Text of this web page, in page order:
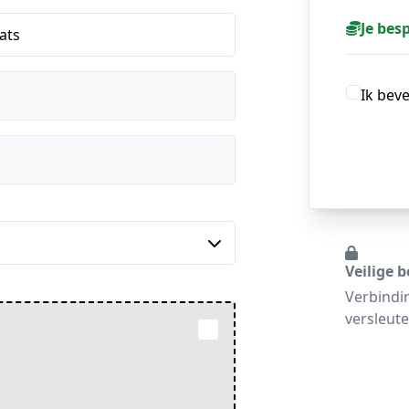
Je
Ik
Veilige